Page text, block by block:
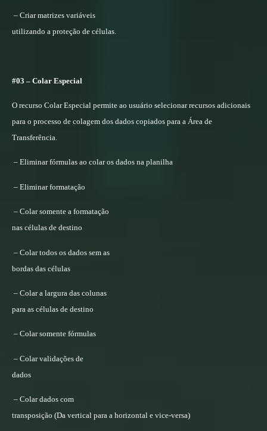
– Criar matrizes variáveis
utilizando a proteção de células.
#03 – Colar Especial
O recurso Colar Especial permite ao usuário selecionar recursos adicionais
para o processo de colagem dos dados copiados para a Área de
Transferência.
– Eliminar fórmulas ao colar os dados na planilha
– Eliminar formatação
– Colar somente a formatação
nas células de destino
– Colar todos os dados sem as
bordas das células
– Colar a largura das colunas
para as células de destino
– Colar somente fórmulas
– Colar validações de
dados
– Colar dados com
transposição (Da vertical para a horizontal e vice-versa)